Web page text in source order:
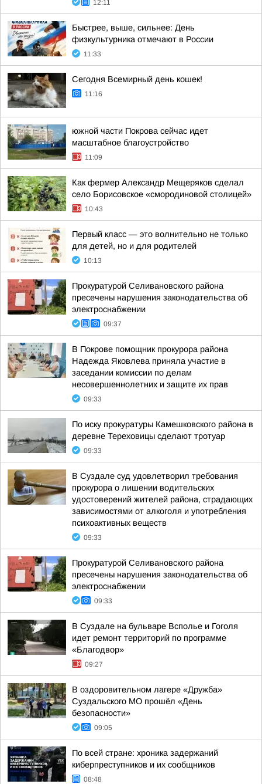
12:11
Быстрее, выше, сильнее: День
физкультурника отмечают в России
11:33
Сегодня Всемирный день кошек!
11:16
южной части Покрова сейчас идет
масштабное благоустройство
11:09
Как фермер Александр Мещеряков сделал
село Борисовское «смородиновой столицей»
10:43
Первый класс — это волнительно не только
для детей, но и для родителей
10:13
Прокуратурой Селивановского района
пресечены нарушения законодательства об
электроснабжении
09:37
В Покрове помощник прокурора района
Надежда Яковлева приняла участие в
заседании комиссии по делам
несовершеннолетних и защите их прав
09:33
По иску прокуратуры Камешковского района в
деревне Тереховицы сделают тротуар
09:33
В Суздале суд удовлетворил требования
прокурора о лишении водительских
удостоверений жителей района, страдающих
зависимостями от алкоголя и употребления
психоактивных веществ
09:33
Прокуратурой Селивановского района
пресечены нарушения законодательства об
электроснабжении
09:33
В Суздале на бульваре Всполье и Гоголя
идет ремонт территорий по программе
«Благодвор»
09:27
В оздоровительном лагере «Дружба»
Суздальского МО прошёл «День
безопасности»
09:05
По всей стране: хроника задержаний
киберпреступников и их сообщников
08:48